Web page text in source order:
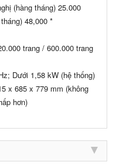
(hàng tháng) 25.000
48,000 *
trang / 600.000 trang
Dưới 1,58 kW (hệ thống)
x 685 x 779 mm (không
hơn)